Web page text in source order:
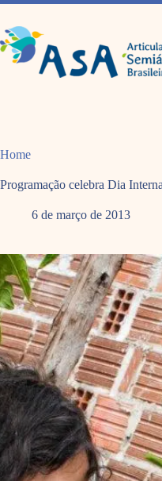
Pular
o
conteúdo
Home
Programação celebra Dia
6 de março de 2013